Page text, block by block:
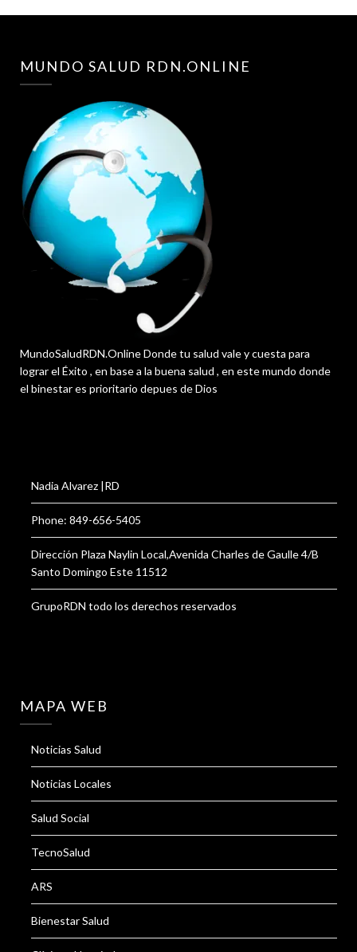
MUNDO SALUD RDN.ONLINE
MundoSaludRDN.Online Donde tu salud vale y cuesta para
lograr el Éxito , en base a la buena salud , en este mundo donde
el binestar es prioritario depues de Dios
Nadia Alvarez |RD
Phone: 849-656-5405
Dirección Plaza Naylin Local,Avenida Charles de Gaulle 4/B
Santo Domingo Este 11512
GrupoRDN todo los derechos reservados
MAPA WEB
Noticias Salud
Noticias Locales
Salud Social
TecnoSalud
ARS
Bienestar Salud